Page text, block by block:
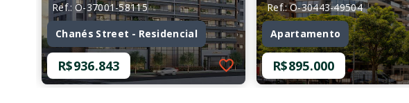
Ref.: O-37001-58115
Chanés Street - Residencial
R$936.843
Ref.: O-30443-49504
Apartamento
R$895.000